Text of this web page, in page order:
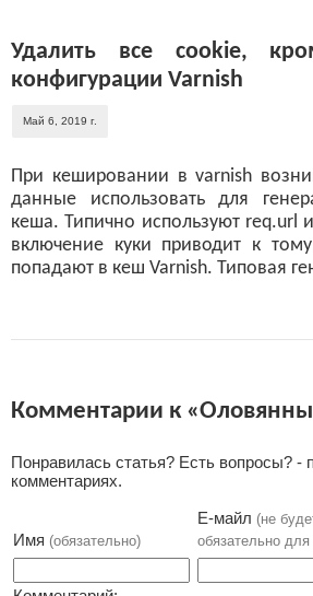
Удалить все cookie,
конфигурации Varnish
Май 6, 2019 г.
При кешировании в varnish
данные использовать для
кеша. Типично используют req.url
включение куки приводит к
попадают в кеш Varnish. Типовая
Комментарии к
Понравилась статья? Есть вопросы? -
комментариях.
Имя (обязательно)
Е-майл (не
обязательно